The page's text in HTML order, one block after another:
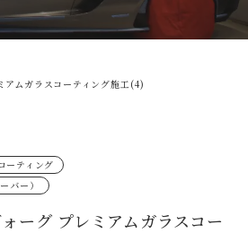
アムガラスコーティング施工(4)
ーティング
バー）
ーグ プレミアムガラスコー